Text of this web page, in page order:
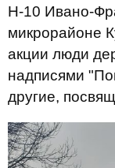
Н-10 Ивано-
микрорайоне
акции люди
надписями
другие,